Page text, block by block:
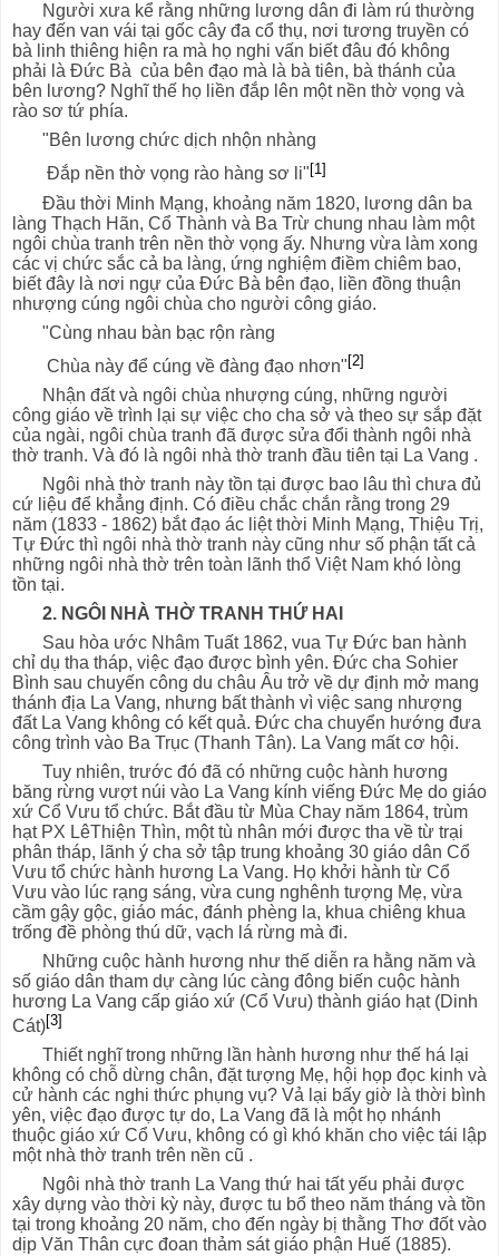
Người xưa kể rằng những lương dân đi làm rú thường
hay đến van vái tại gốc cây đa cổ thụ, nơi tương truyền có
bà linh thiêng hiện ra mà họ nghi vấn biết đâu đó không
phải là Đức Bà của bên đạo mà là bà tiên, bà thánh của
bên lương? Nghĩ thế họ liền đắp lên một nền thờ vọng và
rào sơ tứ phía.
"Bên lương chức dịch nhộn nhàng
Đắp nền thờ vọng rào hàng sơ li"[1]
Đầu thời Minh Mạng, khoảng năm 1820, lương dân ba
làng Thạch Hãn, Cổ Thành và Ba Trừ chung nhau làm một
ngôi chùa tranh trên nền thờ vọng ấy. Nhưng vừa làm xong
các vị chức sắc cả ba làng, ứng nghiệm điềm chiêm bao,
biết đây là nơi ngự của Đức Bà bên đạo, liền đồng thuận
nhượng cúng ngôi chùa cho người công giáo.
"Cùng nhau bàn bạc rộn ràng
Chùa này để cúng về đàng đạo nhơn"[2]
Nhận đất và ngôi chùa nhượng cúng, những người
công giáo về trình lại sự việc cho cha sở và theo sự sắp đặt
của ngài, ngôi chùa tranh đã được sửa đổi thành ngôi nhà
thờ tranh. Và đó là ngôi nhà thờ tranh đầu tiên tại La Vang .
Ngôi nhà thờ tranh này tồn tại được bao lâu thì chưa đủ
cứ liệu để khẳng định. Có điều chắc chắn rằng trong 29
năm (1833 - 1862) bắt đạo ác liệt thời Minh Mạng, Thiệu Trị,
Tự Đức thì ngôi nhà thờ tranh này cũng như số phận tất cả
những ngôi nhà thờ trên toàn lãnh thổ Việt Nam khó lòng
tồn tại.
2. NGÔI NHÀ THỜ TRANH THỨ HAI
Sau hòa ước Nhâm Tuất 1862, vua Tự Đức ban hành
chỉ dụ tha tháp, việc đạo được bình yên. Đức cha Sohier
Bình sau chuyến công du châu Âu trở về dự định mở mang
thánh địa La Vang, nhưng bất thành vì việc sang nhượng
đất La Vang không có kết quả. Đức cha chuyển hướng đưa
công trình vào Ba Trục (Thanh Tân). La Vang mất cơ hội.
Tuy nhiên, trước đó đã có những cuộc hành hương
băng rừng vượt núi vào La Vang kính viếng Đức Mẹ do giáo
xứ Cổ Vưu tổ chức. Bắt đầu từ Mùa Chay năm 1864, trùm
hạt PX LêThiện Thìn, một tù nhân mới được tha về từ trại
phân tháp, lãnh ý cha sở tập trung khoảng 30 giáo dân Cổ
Vưu tổ chức hành hương La Vang. Họ khởi hành từ Cổ
Vưu vào lúc rạng sáng, vừa cung nghênh tượng Mẹ, vừa
cầm gậy gộc, giáo mác, đánh phèng la, khua chiêng khua
trống đề phòng thú dữ, vạch lá rừng mà đi.
Những cuộc hành hương như thế diễn ra hằng năm và
số giáo dân tham dự càng lúc càng đông biến cuộc hành
hương La Vang cấp giáo xứ (Cổ Vưu) thành giáo hạt (Dinh
Cát)[3]
Thiết nghĩ trong những lần hành hương như thế há lại
không có chỗ dừng chân, đặt tượng Mẹ, hội họp đọc kinh và
cử hành các nghi thức phụng vụ? Vả lại bấy giờ là thời bình
yên, việc đạo được tự do, La Vang đã là một họ nhánh
thuộc giáo xứ Cổ Vưu, không có gì khó khăn cho việc tái lập
một nhà thờ tranh trên nền cũ .
Ngôi nhà thờ tranh La Vang thứ hai tất yếu phải được
xây dựng vào thời kỳ này, được tu bổ theo năm tháng và tồn
tại trong khoảng 20 năm, cho đến ngày bị thằng Thơ đốt vào
dịp Văn Thân cực đoan thảm sát giáo phận Huế (1885).